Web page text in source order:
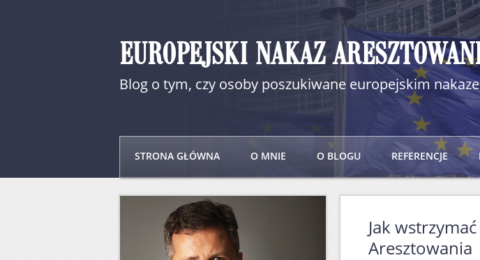
EUROPEJSKI NAKAZ
Blog o tym, czy osoby poszukiwane europejskim
STRONA GŁÓWNA O MNIE O BLOGU REFERENCJE
Jak
Aresztowania